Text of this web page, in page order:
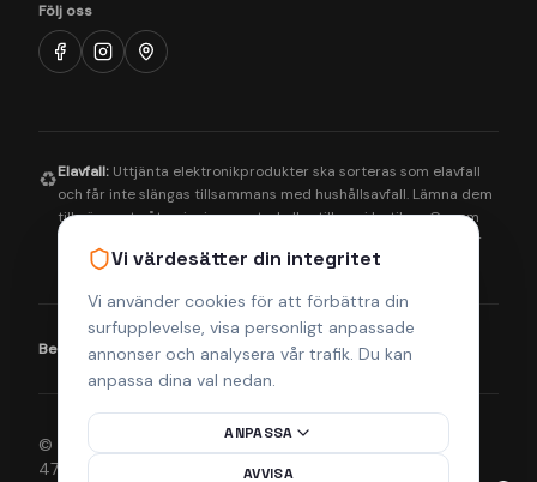
Vi värdesätter din integritet
Vi använder cookies för att förbättra din
surfupplevelse, visa personligt anpassade
annonser och analysera vår trafik. Du kan
anpassa dina val nedan.
ANPASSA
AVVISA
Följ oss
♻️Elavfall: Uttjänta elektronikprodukter ska sorteras som elavfall
och får inte slängas tillsammans med hushållsavfall. Lämna dem
till närmaste återvinningscentral eller till oss i butiken. Genom
korrekt hantering bidrar du till en bättre miljö och säkerställer
att farliga ämnen tas om hand på rätt sätt.
Betalningsmetoder: Visa Mastercard Klarna
© 2026 Helsingborgs Teknikcenter AB (Org.nr 556943-
4755). Alla rättigheter förbehållna.